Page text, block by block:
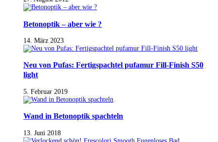
Betonoptik – aber wie ?
14. März 2023
Neu von Pufas: Fertigspachtel pufamur Fill-Finish S50
light
5. Februar 2019
Wand in Betonoptik spachteln
13. Juni 2018